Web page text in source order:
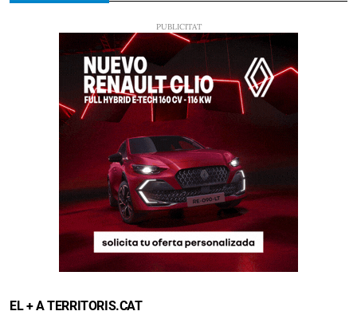
EL + A TERRITORIS.CAT